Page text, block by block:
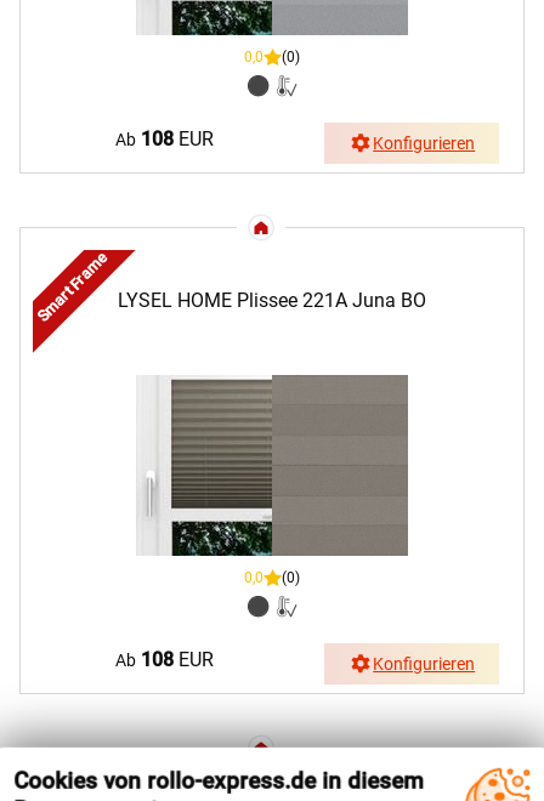
0,0 (0)
Ab 108EUR Konfigurieren
LYSEL HOME Plissee 221A Juna BO
Smart Frame
0,0 (0)
Ab 108EUR Konfigurieren
Cookies von rollo-express.de in diesem